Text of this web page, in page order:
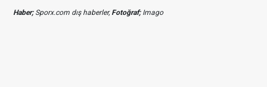
Haber;Sporx.com dış haberler,Fotoğraf;Imago